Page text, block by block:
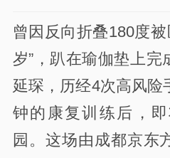
曾因反向折叠180度
岁”，趴在瑜伽垫上完
延琛，历经4次高风险
钟的康复训练后，
园。这场由成都京东